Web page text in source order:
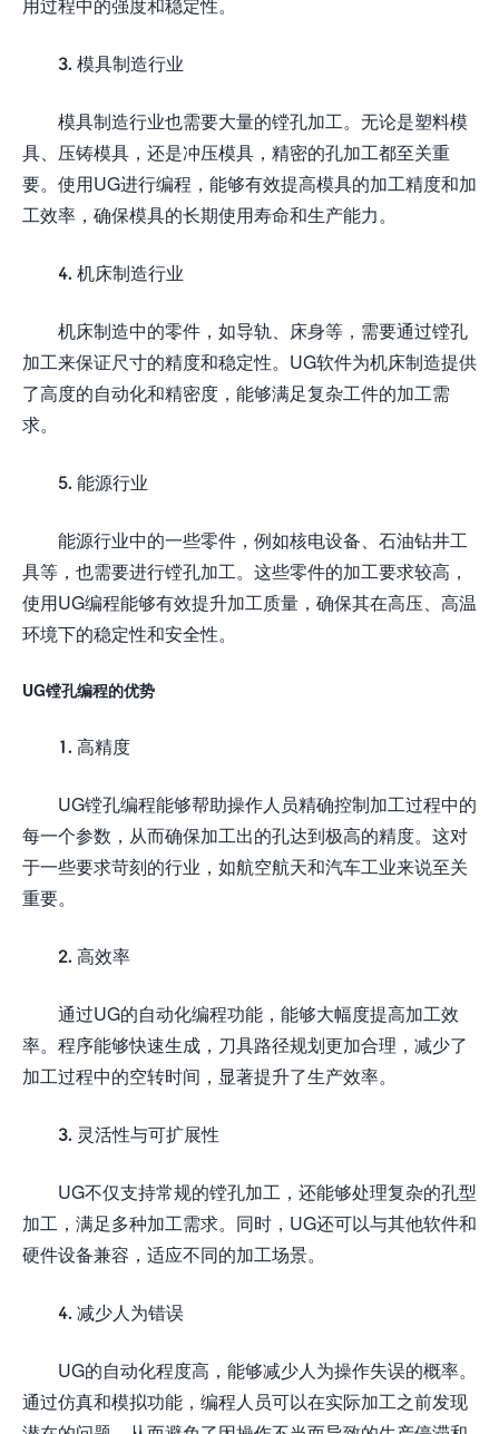
用过程中的强度和稳定性。
3. 模具制造行业
模具制造行业也需要大量的镗孔加工。无论是塑料模
具、压铸模具，还是冲压模具，精密的孔加工都至关重
要。使用UG进行编程，能够有效提高模具的加工精度和加
工效率，确保模具的长期使用寿命和生产能力。
4. 机床制造行业
机床制造中的零件，如导轨、床身等，需要通过镗孔
加工来保证尺寸的精度和稳定性。UG软件为机床制造提供
了高度的自动化和精密度，能够满足复杂工件的加工需
求。
5. 能源行业
能源行业中的一些零件，例如核电设备、石油钻井工
具等，也需要进行镗孔加工。这些零件的加工要求较高，
使用UG编程能够有效提升加工质量，确保其在高压、高温
环境下的稳定性和安全性。
UG镗孔编程的优势
1. 高精度
UG镗孔编程能够帮助操作人员精确控制加工过程中的
每一个参数，从而确保加工出的孔达到极高的精度。这对
于一些要求苛刻的行业，如航空航天和汽车工业来说至关
重要。
2. 高效率
通过UG的自动化编程功能，能够大幅度提高加工效
率。程序能够快速生成，刀具路径规划更加合理，减少了
加工过程中的空转时间，显著提升了生产效率。
3. 灵活性与可扩展性
UG不仅支持常规的镗孔加工，还能够处理复杂的孔型
加工，满足多种加工需求。同时，UG还可以与其他软件和
硬件设备兼容，适应不同的加工场景。
4. 减少人为错误
UG的自动化程度高，能够减少人为操作失误的概率。
通过仿真和模拟功能，编程人员可以在实际加工之前发现